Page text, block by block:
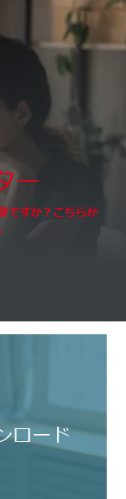
ー
ですか？こちらか
ロード